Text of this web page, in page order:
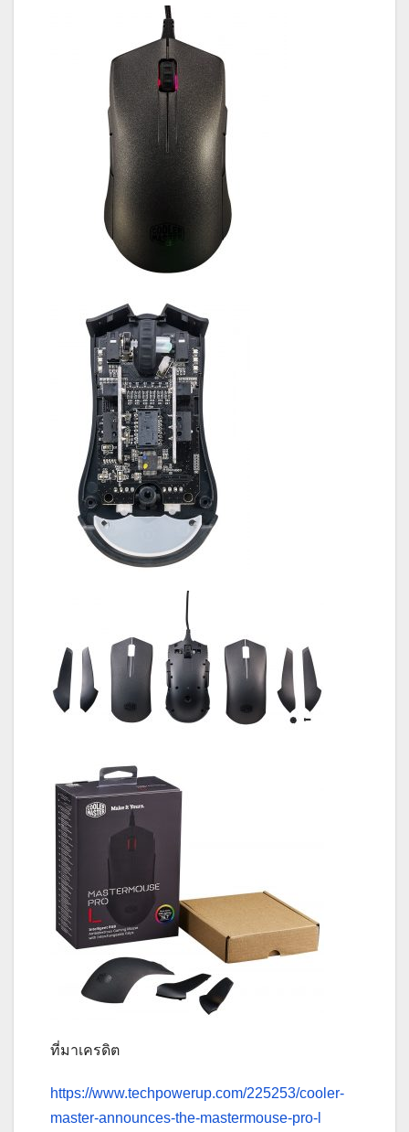
ที่มาเครดิต
https://www.techpowerup.com/225253/cooler-
master-announces-the-mastermouse-pro-l